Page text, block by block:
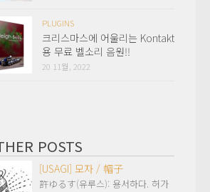
PLUGINS
크리스마스에 어울리는 Kontakt
용 무료 벨소리 음원!!
20 11월, 2022
POSTS
[USAGI] 모자 / 帽子
許ゆるす(유루스): 용서하다. 허가